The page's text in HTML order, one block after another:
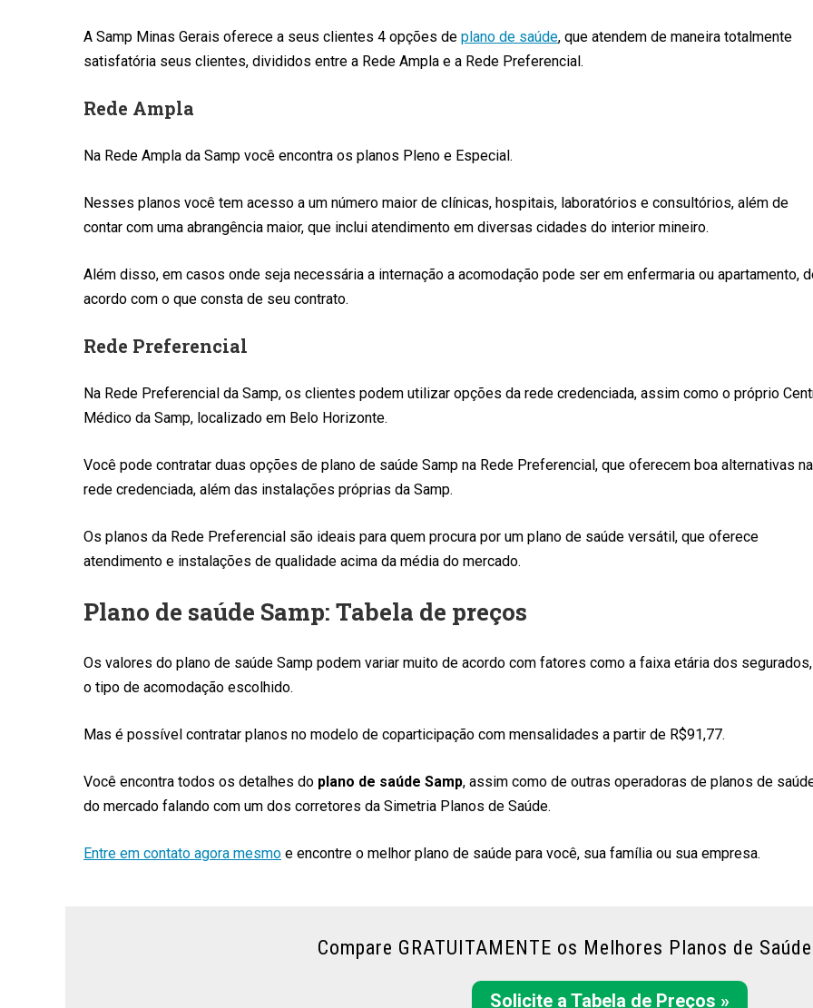
A Samp Minas Gerais oferece a seus clientes 4 opções de plano de saúde, que atendem de maneira totalmente
satisfatória seus clientes, divididos entre a Rede Ampla e a Rede Preferencial.
Rede Ampla
Na Rede Ampla da Samp você encontra os planos Pleno e Especial.
Nesses planos você tem acesso a um número maior de clínicas, hospitais, laboratórios e consultórios, além de
contar com uma abrangência maior, que inclui atendimento em diversas cidades do interior mineiro.
Além disso, em casos onde seja necessária a internação a acomodação pode ser em enfermaria ou apartamento,
acordo com o que consta de seu contrato.
Rede Preferencial
Na Rede Preferencial da Samp, os clientes podem utilizar opções da rede credenciada, assim como o próprio
Médico da Samp, localizado em Belo Horizonte.
Você pode contratar duas opções de plano de saúde Samp na Rede Preferencial, que oferecem boa alternativas na
rede credenciada, além das instalações próprias da Samp.
Os planos da Rede Preferencial são ideais para quem procura por um plano de saúde versátil, que oferece
atendimento e instalações de qualidade acima da média do mercado.
Plano de saúde Samp: Tabela de preços
Os valores do plano de saúde Samp podem variar muito de acordo com fatores como a faixa etária dos
o tipo de acomodação escolhido.
Mas é possível contratar planos no modelo de coparticipação com mensalidades a partir de R$91,77.
Você encontra todos os detalhes do plano de saúde Samp, assim como de outras operadoras de planos de
do mercado falando com um dos corretores da Simetria Planos de Saúde.
Entre em contato agora mesmo e encontre o melhor plano de saúde para você, sua família ou sua empresa.
Compare GRATUITAMENTE os Melhores Planos de
Solicite a Tabela de Preços »